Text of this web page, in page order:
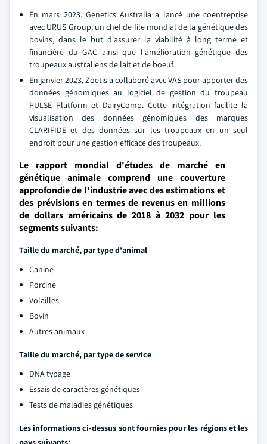
En mars 2023, Genetics Australia a lancé une coentreprise
avec URUS Group, un chef de file mondial de la génétique des
bovins, dans le but d'assurer la viabilité à long terme et
financière du GAC ainsi que l'amélioration génétique des
troupeaux australiens de lait et de boeuf.
En janvier 2023, Zoetis a collaboré avec VAS pour apporter des
données génomiques au logiciel de gestion du troupeau
PULSE Platform et DairyComp. Cette intégration facilite la
visualisation des données génomiques des marques
CLARIFIDE et des données sur les troupeaux en un seul
endroit pour une gestion efficace des troupeaux.
Le rapport mondial d'études de marché en
génétique animale comprend une couverture
approfondie de l'industrie avec des estimations et
des prévisions en termes de revenus en millions
de dollars américains de 2018 à 2032 pour les
segments suivants:
Taille du marché, par type d'animal
Canine
Porcine
Volailles
Bovin
Autres animaux
Taille du marché, par type de service
DNA typage
Essais de caractères génétiques
Tests de maladies génétiques
Les informations ci-dessus sont fournies pour les régions et les